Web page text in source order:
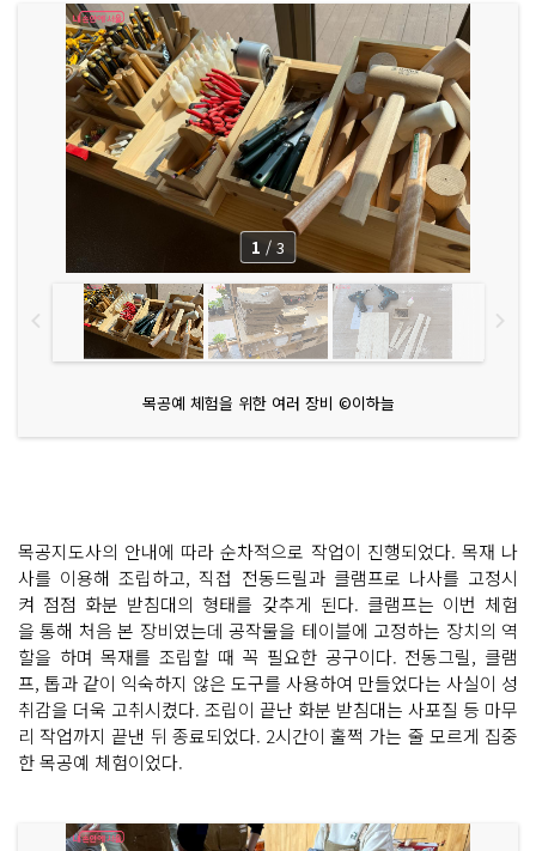
목공예 체험을 위한 여러 장비 ©이하늘
1 / 3
목공지도사의 안내에 따라 순차적으로 작업이 진행되었다. 목재 나
사를 이용해 조립하고, 직접 전동드릴과 클램프로 나사를 고정시
켜 점점 화분 받침대의 형태를 갖추게 된다. 클램프는 이번 체험
을 통해 처음 본 장비였는데 공작물을 테이블에 고정하는 장치의 역
할을 하며 목재를 조립할 때 꼭 필요한 공구이다. 전동그릴, 클램
프, 톱과 같이 익숙하지 않은 도구를 사용하여 만들었다는 사실이 성
취감을 더욱 고취시켰다. 조립이 끝난 화분 받침대는 사포질 등 마무
리 작업까지 끝낸 뒤 종료되었다. 2시간이 훌쩍 가는 줄 모르게 집중
한 목공예 체험이었다.